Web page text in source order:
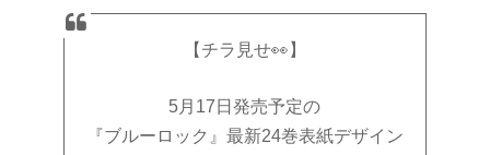
【チラ見せ👀】
5月17日発売予定の
『ブルーロック』最新24巻表紙デザイン